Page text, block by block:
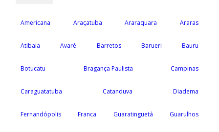
Americana Araçatuba Araraquara Araras
Atibaia Avaré Barretos Barueri Bauru
Botucatu Bragança Paulista Campinas
Caraguatatuba Catanduva Diadema
Fernandópolis Franca Guaratinguetá Guarulhos